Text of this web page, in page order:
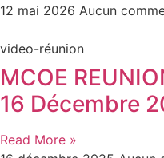
12 mai 2026 Aucun
video-réunion
MCOE
16 Décembre
Read More »